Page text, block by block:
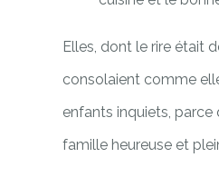
Elles, dont le rire était
consolaient comme
enfants inquiets, parce
famille heureuse et